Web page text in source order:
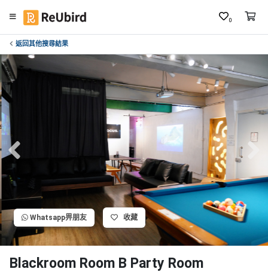
0
返回其他搜尋結果
繁
中
E
N
登
入
註
冊
服
務
及
Whatsapp畀朋友 收藏
Blackroom Room B Party Room